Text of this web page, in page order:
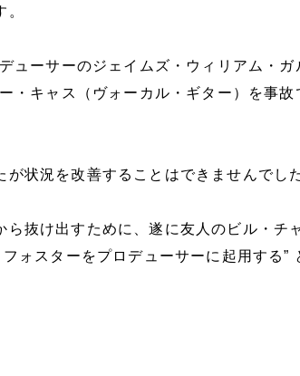
ューサーのジェイムズ・ウィリアム・ガ
・キャス（ヴォーカル・ギター）を事故
状況を改善することはできませんでした
抜け出すために、遂に友人のビル・チ
ォスターをプロデューサーに起用する”